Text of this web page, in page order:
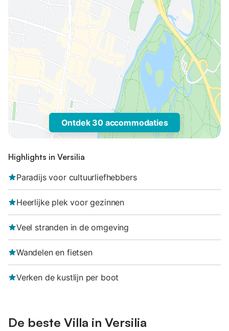
Ontdek 30 accommodaties
Highlights in Versilia
Paradijs voor cultuurliefhebbers
Heerlijke plek voor gezinnen
Veel stranden in de omgeving
Wandelen en fietsen
Verken de kustlijn per boot
De beste Villa in Versilia